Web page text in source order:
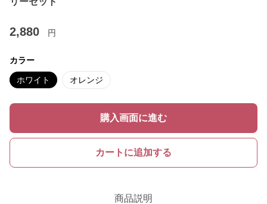
2,880 円
カラー
ホワイト オレンジ
購入画面に進む
カートに追加する
商品説明